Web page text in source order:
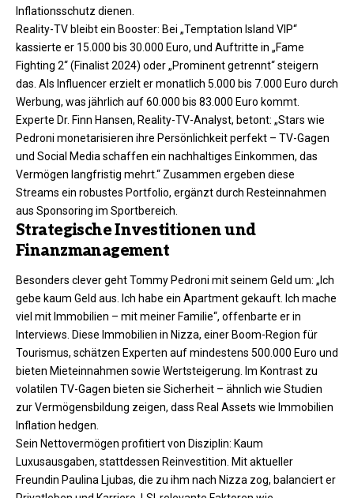
Inflationsschutz dienen.​
Reality-TV bleibt ein Booster: Bei „Temptation Island VIP“
kassierte er 15.000 bis 30.000 Euro, und Auftritte in „Fame
Fighting 2“ (Finalist 2024) oder „Prominent getrennt“ steigern
das. Als Influencer erzielt er monatlich 5.000 bis 7.000 Euro durch
Werbung, was jährlich auf 60.000 bis 83.000 Euro kommt.
Experte Dr. Finn Hansen, Reality-TV-Analyst, betont: „Stars wie
Pedroni monetarisieren ihre Persönlichkeit perfekt – TV-Gagen
und Social Media schaffen ein nachhaltiges Einkommen, das
Vermögen langfristig mehrt.“ Zusammen ergeben diese
Streams ein robustes Portfolio, ergänzt durch Resteinnahmen
aus Sponsoring im Sportbereich.
Strategische Investitionen und
Finanzmanagement
Besonders clever geht Tommy Pedroni mit seinem Geld um: „Ich
gebe kaum Geld aus. Ich habe ein Apartment gekauft. Ich mache
viel mit Immobilien – mit meiner Familie“, offenbarte er in
Interviews. Diese Immobilien in Nizza, einer Boom-Region für
Tourismus, schätzen Experten auf mindestens 500.000 Euro und
bieten Mieteinnahmen sowie Wertsteigerung. Im Kontrast zu
volatilen TV-Gagen bieten sie Sicherheit – ähnlich wie Studien
zur Vermögensbildung zeigen, dass Real Assets wie Immobilien
Inflation hedgen.​​
Sein Nettovermögen profitiert von Disziplin: Kaum
Luxusausgaben, stattdessen Reinvestition. Mit aktueller
Freundin Paulina Ljubas, die zu ihm nach Nizza zog, balanciert er